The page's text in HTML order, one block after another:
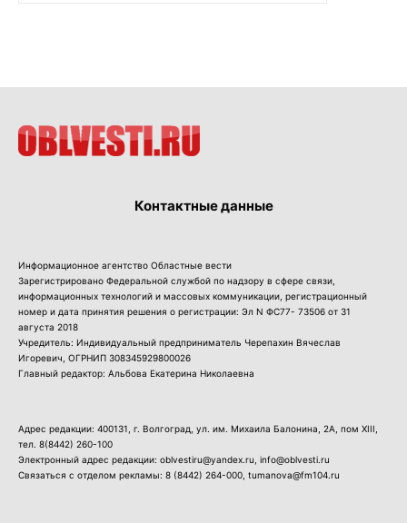
Контактные данные
Информационное агентство Областные вести
Зарегистрировано Федеральной службой по надзору в сфере связи,
информационных технологий и массовых коммуникации, регистрационный
номер и дата принятия решения о регистрации: Эл N ФС77- 73506 от 31
августа 2018
Учредитель: Индивидуальный предприниматель Черепахин Вячеслав
Игоревич, ОГРНИП 308345929800026
Главный редактор: Альбова Екатерина Николаевна
Адрес редакции: 400131, г. Волгоград, ул. им. Михаила Балонина, 2А, пом XIII,
тел. 8(8442) 260-100
Электронный адрес редакции: oblvestiru@yandex.ru, info@oblvesti.ru
Связаться с отделом рекламы: 8 (8442) 264-000 , tumanova@fm104.ru